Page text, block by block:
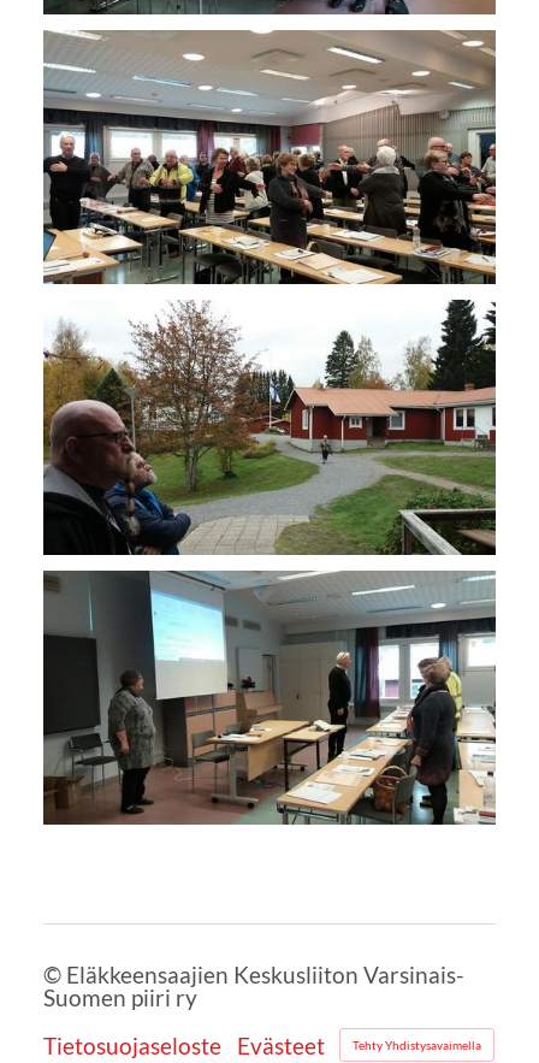
© Eläkkeensaajien Keskusliiton Varsinais-
Suomen piiri ry
Tietosuojaseloste
Evästeet Tehty Yhdistysavaimella